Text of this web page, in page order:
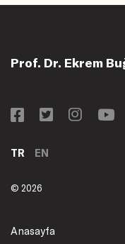
Prof. Dr. Ekrem
TR EN
© 2026
Anasayfa